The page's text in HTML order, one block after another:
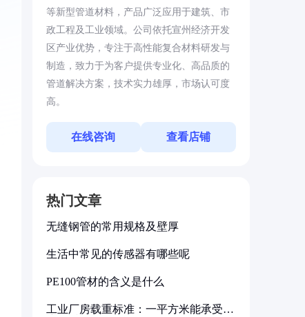
等新型管道材料，产品广泛应用于建筑、市
政工程及工业领域。公司依托宣州经济开发
区产业优势，专注于高性能复合材料研发与
制造，致力于为客户提供专业化、高品质的
管道解决方案，技术实力雄厚，市场认可度
高。
在线咨询 查看店铺
热门文章
无缝钢管的常用规格及壁厚
生活中常见的传感器有哪些呢
PE100管材的含义是什么
工业厂房载重标准：一平方米能承受多